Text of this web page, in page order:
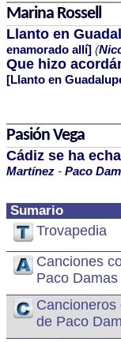
Sumario
Trovapedia
Canciones
Paco Damas
de Paco
Marina Rossell
Llanto en
enamorado allí] (
Que hizo
[Llanto en
Pasión Vega
Cádiz se ha
Martínez - Paco